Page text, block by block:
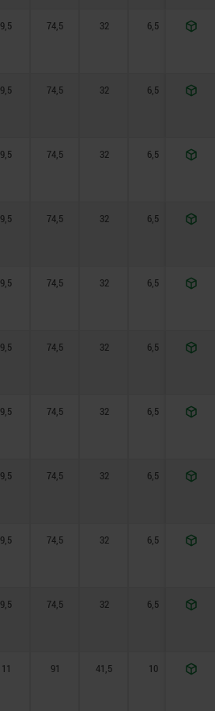
9,5 74,5 32 6,5 17,5
9,5 74,5 32 6,5 17,5
9,5 74,5 32 6,5 17,5
9,5 74,5 32 6,5 17,5
9,5 74,5 32 6,5 17,5
9,5 74,5 32 6,5 17,5
9,5 74,5 32 6,5 17,5
9,5 74,5 32 6,5 17,5
9,5 74,5 32 6,5 17,5
9,5 74,5 32 6,5 17,5
11 91 41,5 10